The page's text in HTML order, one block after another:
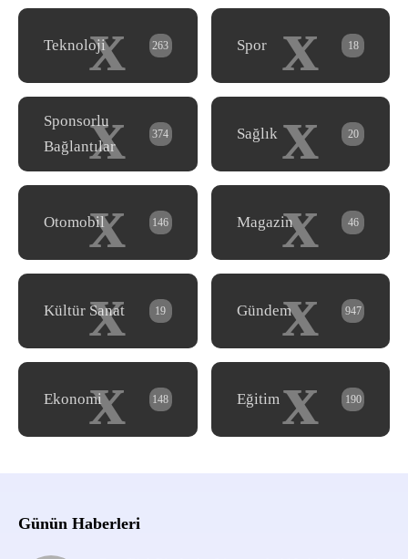
x
Teknoloji 263 x
Spor 18
x
Sponsorlu
Bağlantılar
374 x
Sağlık 20
x
Otomobil 146 x
Magazin 46
x
Kültür Sanat 19 x
Gündem 947
x
Ekonomi 148 x
Eğitim 190
Günün Haberleri